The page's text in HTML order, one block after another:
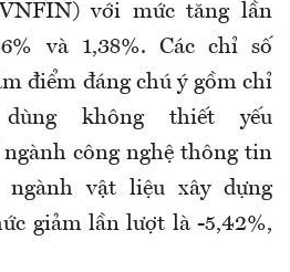
với mức tăng lần
và 1,38%. Các chỉ số
điểm đáng chú ý gồm chỉ
không thiết yếu
công nghệ thông tin
vật liệu xây dựng
giảm lần lượt là -5,42%,